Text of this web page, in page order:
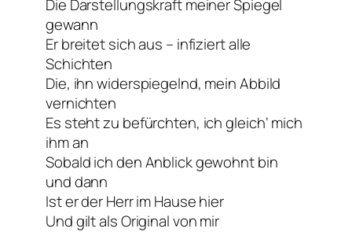
Die Darstellungskraft meiner Spiegel
gewann
Er breitet sich aus – infiziert alle
Schichten
Die, ihn widerspiegelnd, mein Abbild
vernichten
Es steht zu befürchten, ich gleich‘ mich
ihm an
Sobald ich den Anblick gewohnt bin
und dann
Ist er der Herr im Hause hier
Und gilt als Original von mir